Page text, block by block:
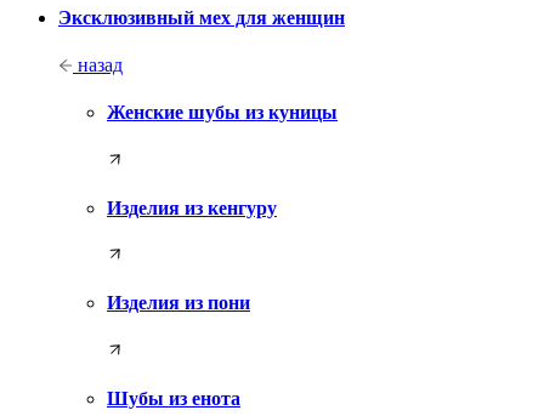
Эксклюзивный мех для женщин
назад
Женские шубы из куницы
Изделия из кенгуру
Изделия из пони
Шубы из енота